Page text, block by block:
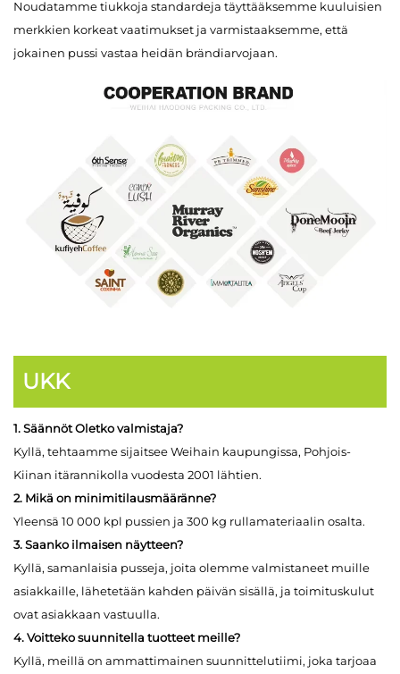
Noudatamme tiukkoja standardeja täyttääksemme kuuluisien
merkkien korkeat vaatimukset ja varmistaaksemme, että
jokainen pussi vastaa heidän brändiarvojaan.
UKK
1. Säännöt Oletko valmistaja?
Kyllä, tehtaamme sijaitsee Weihain kaupungissa, Pohjois-
Kiinan itärannikolla vuodesta 2001 lähtien.
2. Mikä on minimitilausmääränne?
Yleensä 10 000 kpl pussien ja 300 kg rullamateriaalin osalta.
3. Saanko ilmaisen näytteen?
Kyllä, samanlaisia pusseja, joita olemme valmistaneet muille
asiakkaille, lähetetään kahden päivän sisällä, ja toimituskulut
ovat asiakkaan vastuulla.
4. Voitteko suunnitella tuotteet meille?
Kyllä, meillä on ammattimainen suunnittelutiimi, joka tarjoaa